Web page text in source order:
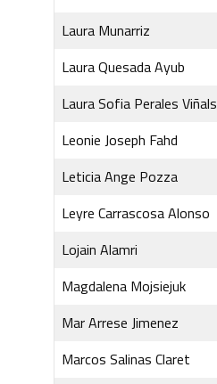
Laura Munarriz
Laura Quesada Ayub
Laura Sofia Perales Viñals
Leonie Joseph Fahd
Leticia Ange Pozza
Leyre Carrascosa Alonso
Lojain Alamri
Magdalena Mojsiejuk
Mar Arrese Jimenez
Marcos Salinas Claret